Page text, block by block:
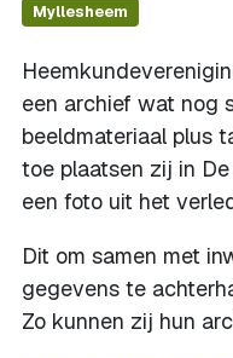
Myllesheem
een archief wat nog
beeldmateriaal plus
toe plaatsen zij in
een foto uit het
Dit om samen met
gegevens te
Zo kunnen zij hun